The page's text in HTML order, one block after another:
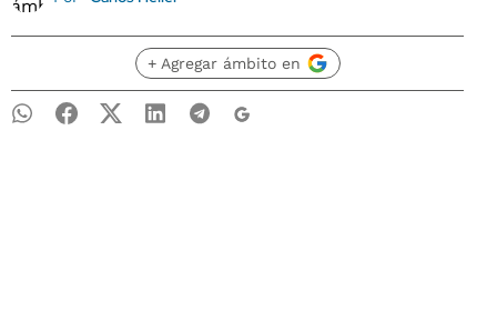
+ Agregar ámbito en